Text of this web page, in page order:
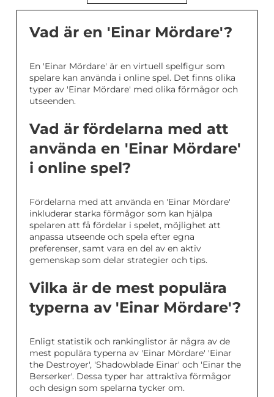
Vad är en 'Einar Mördare'?
En 'Einar Mördare' är en virtuell spelfigur som
spelare kan använda i online spel. Det finns olika
typer av 'Einar Mördare' med olika förmågor och
utseenden.
Vad är fördelarna med att
använda en 'Einar Mördare'
i online spel?
Fördelarna med att använda en 'Einar Mördare'
inkluderar starka förmågor som kan hjälpa
spelaren att få fördelar i spelet, möjlighet att
anpassa utseende och spela efter egna
preferenser, samt vara en del av en aktiv
gemenskap som delar strategier och tips.
Vilka är de mest populära
typerna av 'Einar Mördare'?
Enligt statistik och rankinglistor är några av de
mest populära typerna av 'Einar Mördare' 'Einar
the Destroyer', 'Shadowblade Einar' och 'Einar the
Berserker'. Dessa typer har attraktiva förmågor
och design som spelarna tycker om.